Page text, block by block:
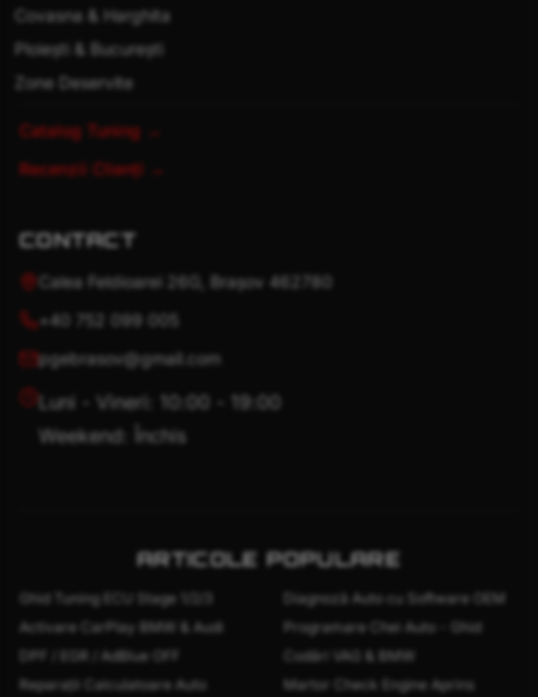
Covasna & Harghita
Ploiești & București
Zone Deservite
Catalog Tuning →
Recenzii Clienți →
CONTACT
Calea Feldioarei 26G, Brașov 462780
+40 752 099 005
pgebrasov@gmail.com
Luni - Vineri: 10:00 - 19:00
Weekend: Închis
ARTICOLE POPULARE
Ghid Tuning ECU Stage 1/2/3
Diagnoză Auto cu Software OEM
Activare CarPlay BMW & Audi
Programare Chei Auto - Ghid
DPF / EGR / AdBlue OFF
Codări VAG & BMW
Reparații Calculatoare Auto
Martor Check Engine Aprins